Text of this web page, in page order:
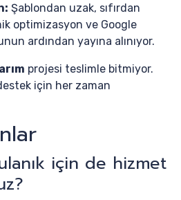
Şablondan uzak, sıfırdan
optimizasyon ve Google
ardından yayına alınıyor.
projesi teslimle bitmiyor.
için her zaman
için de hizmet